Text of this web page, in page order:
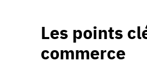
Les points
commerce